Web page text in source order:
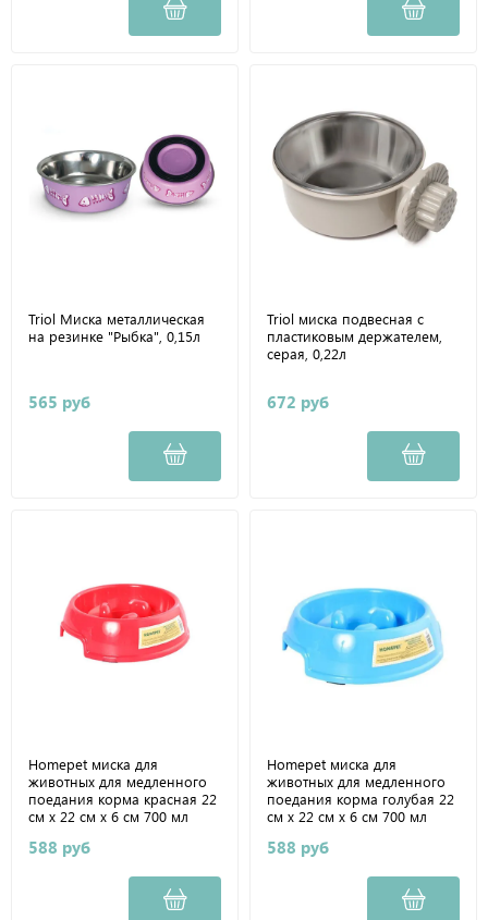
Triol Миска металлическая
на резинке "Рыбка", 0,15л
565 руб
Triol миска подвесная с
пластиковым держателем,
серая, 0,22л
672 руб
Homepet миска для
животных для медленного
поедания корма красная 22
см х 22 см х 6 см 700 мл
588 руб
Homepet миска для
животных для медленного
поедания корма голубая 22
см х 22 см х 6 см 700 мл
588 руб